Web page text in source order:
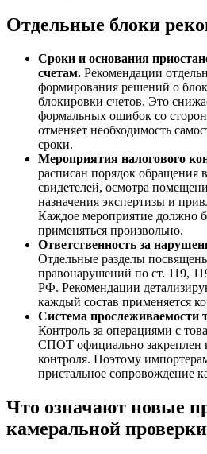
Отдельные блоки
Сроки и основания
счетам. Рекомендации
формирования решений о
блокировки счетов. Это
формальных ошибок со
отменяет необходимость
сроки.
Мероприятия налогового
расписан порядок обращения
свидетелей, осмотра
назначения экспертизы и
Каждое мероприятие должно
применяться произвольно.
Ответственность за
Отдельные разделы
правонарушений по ст. 119,
РФ. Рекомендации
каждый состав применяется
Система
Контроль за операциями с
СПОТ официально закреплен
контроля. Поэтому
пристальное сопровождение
Что означают новые
камеральной